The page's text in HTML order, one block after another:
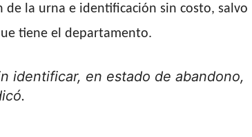
la urna e identificación sin costo, salvo
tiene el departamento.
identificar, en estado de abandono,